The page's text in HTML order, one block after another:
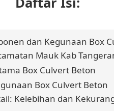
dan Kegunaan Box
Mauk Kab
Box Culvert Beton
Box Culvert Beton
Kelebihan dan